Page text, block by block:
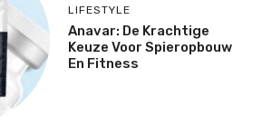
LIFESTYLE
Anavar: De Krachtige
Keuze Voor Spieropbouw
En Fitness